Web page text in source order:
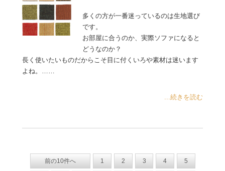
多くの方が一番迷っているのは生地選び
です。
お部屋に合うのか、実際ソファになると
どうなのか？
長く使いたいものだからこそ目に付くいろや素材は迷います
よね。……
...続きを読む
前の10件へ 1 2 3 4 5